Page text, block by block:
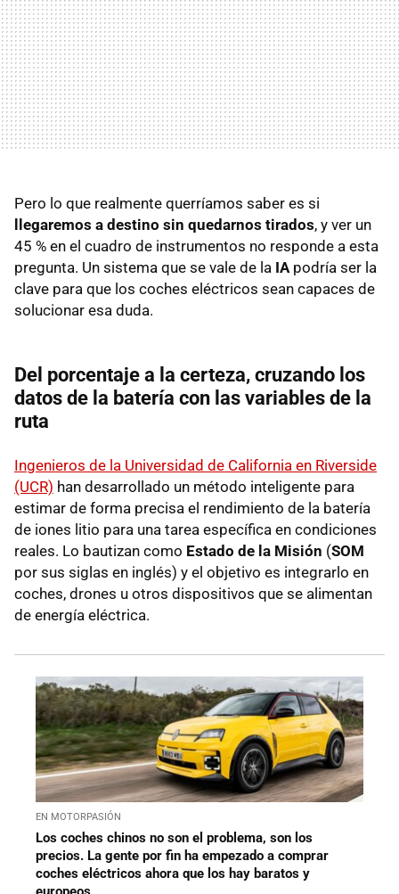
Pero lo que realmente querríamos saber es si
llegaremos a destino sin quedarnos tirados, y ver un
45 % en el cuadro de instrumentos no responde a esta
pregunta. Un sistema que se vale de la IApodría ser la
clave para que los coches eléctricos sean capaces de
solucionar esa duda.
Del porcentaje a la certeza, cruzando los
datos de la batería con las variables de la
ruta
Ingenieros de la Universidad de California en Riverside
(UCR) han desarrollado un método inteligente para
estimar de forma precisa el rendimiento de la batería
de iones litio para una tarea específica en condiciones
reales. Lo bautizan como Estado de la Misión (SOM
por sus siglas en inglés) y el objetivo es integrarlo en
coches, drones u otros dispositivos que se alimentan
de energía eléctrica.
EN MOTORPASIÓN
Los coches chinos no son el problema, son los
precios. La gente por fin ha empezado a comprar
coches eléctricos ahora que los hay baratos y